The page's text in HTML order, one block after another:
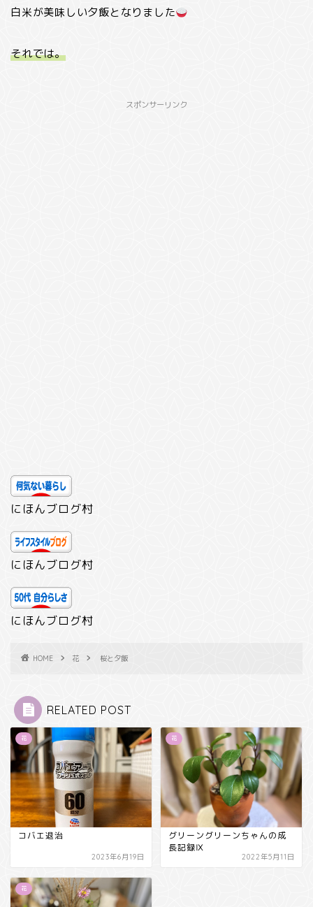
白米が美味しい夕飯となりました
それでは。
スポンサーリンク
にほんブログ村
にほんブログ村
にほんブログ村
HOME 花 桜と夕飯
RELATED POST
花
コバエ退治
2023年6月19日
花
グリーングリーンちゃんの成
長記録Ⅸ
2022年5月11日
花